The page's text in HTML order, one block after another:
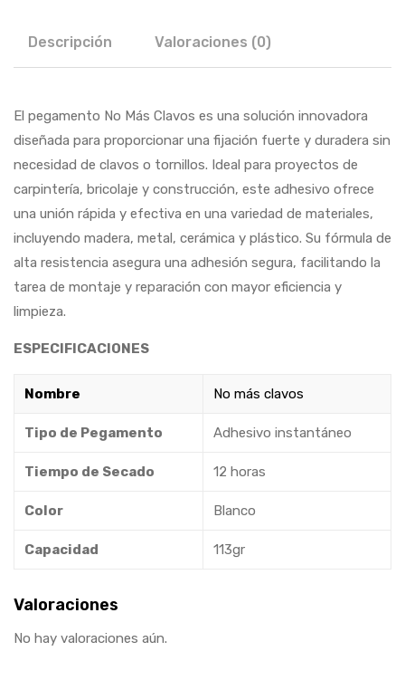
Descripción Valoraciones (0)
El pegamento No Más Clavos es una solución innovadora
diseñada para proporcionar una fijación fuerte y duradera sin
necesidad de clavos o tornillos. Ideal para proyectos de
carpintería, bricolaje y construcción, este adhesivo ofrece
una unión rápida y efectiva en una variedad de materiales,
incluyendo madera, metal, cerámica y plástico. Su fórmula de
alta resistencia asegura una adhesión segura, facilitando la
tarea de montaje y reparación con mayor eficiencia y
limpieza.
ESPECIFICACIONES
Nombre No más clavos
Tipo de Pegamento Adhesivo instantáneo
Tiempo de Secado 12 horas
Color Blanco
Capacidad 113gr
Valoraciones
No hay valoraciones aún.